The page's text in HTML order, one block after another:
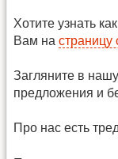
Хотите узнать
Вам на страницу
Загляните в нашу
предложения и
Про нас есть